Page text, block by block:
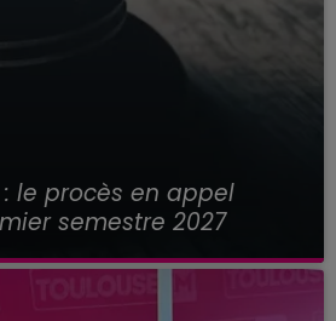
le procès en appel
semestre 2027